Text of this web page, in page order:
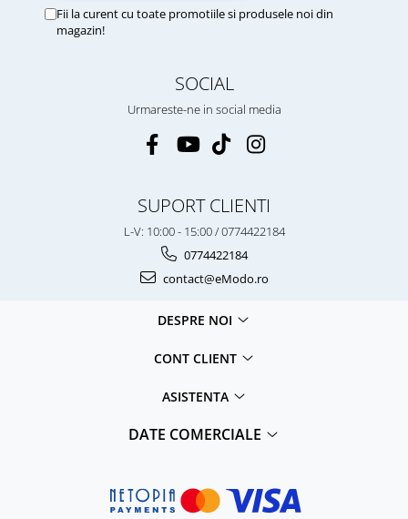
Fii la curent cu toate promotiile si produsele noi din
magazin!
SOCIAL
Urmareste-ne in social media
SUPORT CLIENTI
L-V: 10:00 - 15:00 / 0774422184
0774422184
contact@eModo.ro
DESPRE NOI
CONT CLIENT
ASISTENTA
DATE COMERCIALE